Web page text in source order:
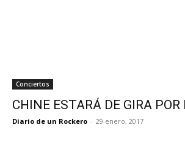
Conciertos
CHINE ESTARÁ DE GIRA
Diario de un Rockero - 29 enero, 2017